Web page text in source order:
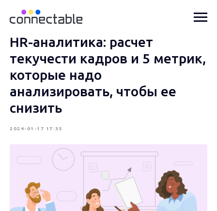
HR-аналитика: расчет
текучести кадров и 5 метрик,
которые надо
анализировать, чтобы ее
снизить
2024-01-17 17:35